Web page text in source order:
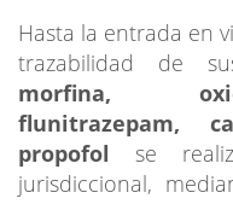
Hasta la entrada en
trazabilidad de
morfina,
flunitrazepam,
propofol se
jurisdiccional,